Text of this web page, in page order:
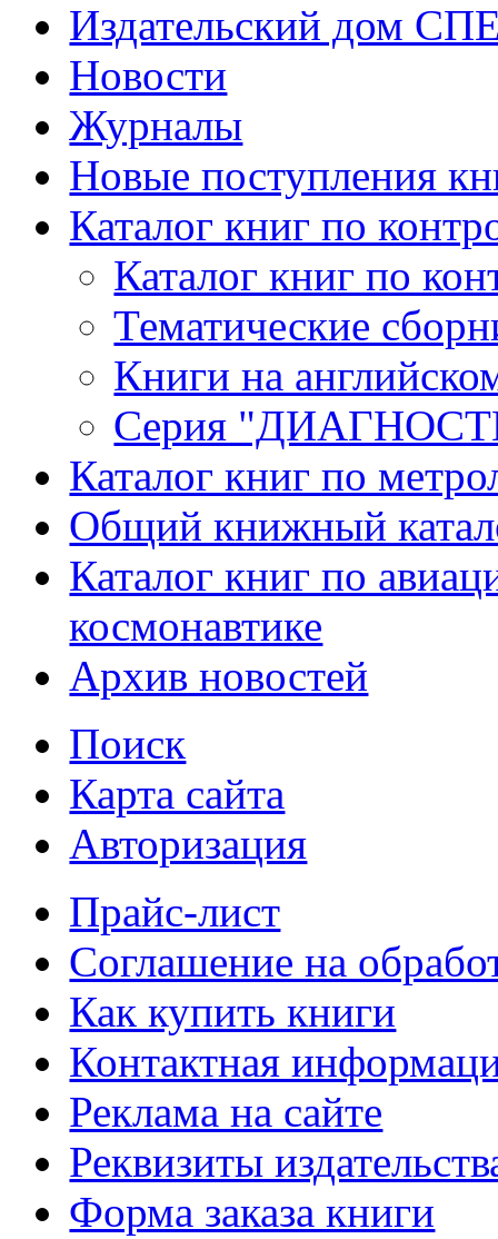
Издательский дом
Новости
Журналы
Новые поступления
Каталог книг по
Каталог книг по
Тематические
Книги на
Серия
Каталог книг по
Общий книжный
Каталог книг по
космонавтике
Архив новостей
Поиск
Карта сайта
Авторизация
Прайс-лист
Соглашение на
Как купить книги
Контактная
Реклама на сайте
Реквизиты
Форма заказа книги